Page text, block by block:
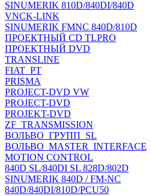
SINUMERIK 810D/840DI/840D
VNCK-LINK
SINUMERIK FMNC 840D/810D
ПРОЕКТНЫЙ CD TLPRO
ПРОЕКТНЫЙ DVD
TRANSLINE
FIAT_PT
PRISMA
PROJECT-DVD VW
PROJECT-DVD
PROJEKT-DVD
ZF_TRANSMISSION
ВОЛЬВО_ГРУПП_SL
ВОЛЬВО_MASTER_INTERFACE
MOTION CONTROL
840D SL/840DI SL 828D/802D
SINUMERIK 840D / FM-NC
840D/840DI/810D/PCU50